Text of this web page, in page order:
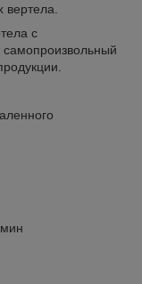
с
самопроизвольный